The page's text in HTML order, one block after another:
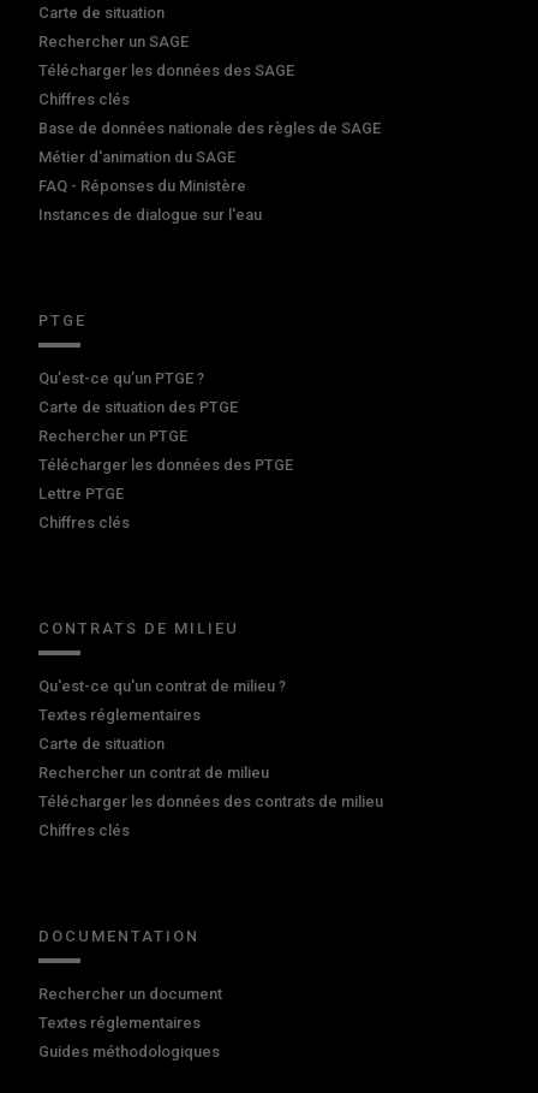
Carte de situation
Rechercher un SAGE
Télécharger les données des SAGE
Chiffres clés
Base de données nationale des règles de SAGE
Métier d'animation du SAGE
FAQ - Réponses du Ministère
Instances de dialogue sur l'eau
PTGE
Qu’est-ce qu’un PTGE ?
Carte de situation des PTGE
Rechercher un PTGE
Télécharger les données des PTGE
Lettre PTGE
Chiffres clés
CONTRATS DE MILIEU
Qu'est-ce qu'un contrat de milieu ?
Textes réglementaires
Carte de situation
Rechercher un contrat de milieu
Télécharger les données des contrats de milieu
Chiffres clés
DOCUMENTATION
Rechercher un document
Textes réglementaires
Guides méthodologiques